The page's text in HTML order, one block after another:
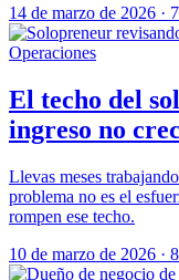
14 de marzo de 2026 ·
Operaciones
El techo del
ingreso no
Llevas meses
problema no es el
rompen ese techo.
10 de marzo de 2026 ·